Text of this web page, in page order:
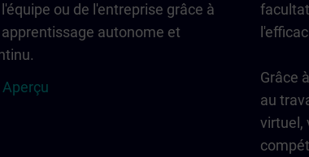
ou de l'entreprise grâce à
apprentissage autonome et
Aperçu
Grâce
au
virtuel,